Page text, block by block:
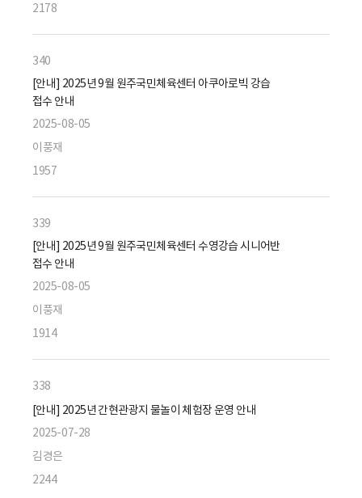
2178
340
[안내] 2025년 9월 원주국민체육센터 아쿠아로빅 강습
접수 안내
2025-08-05
이풍재
1957
339
[안내] 2025년 9월 원주국민체육센터 수영강습 시니어반
접수 안내
2025-08-05
이풍재
1914
338
[안내] 2025년 간현관광지 물놀이 체험장 운영 안내
2025-07-28
김경은
2244